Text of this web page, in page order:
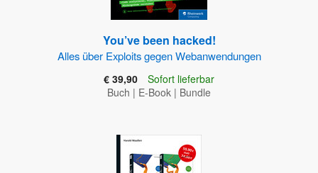
You’ve been hacked!
Alles über Exploits gegen Webanwendungen
€ 39,90
Sofort lieferbar
Buch | E-Book | Bundle